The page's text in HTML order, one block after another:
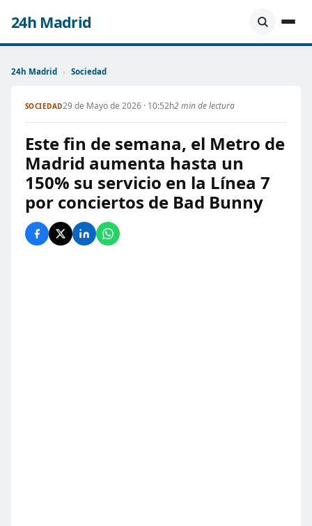
24h Madrid
24h Madrid › Sociedad
SOCIEDAD29 de Mayo de 2026 · 10:52h2 min de lectura
Este fin de semana, el Metro de
Madrid aumenta hasta un
150% su servicio en la Línea 7
por conciertos de Bad Bunny